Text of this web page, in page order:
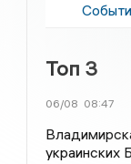
Топ 3
06/08 08:47